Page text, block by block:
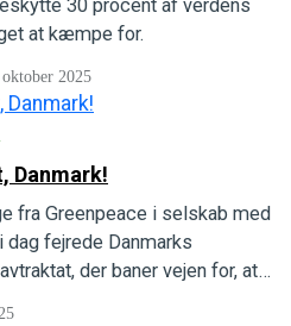
30 procent af verdens
at kæmpe for.
2025
Danmark!
fra Greenpeace i selskab med
fejrede Danmarks
der baner vejen for, at